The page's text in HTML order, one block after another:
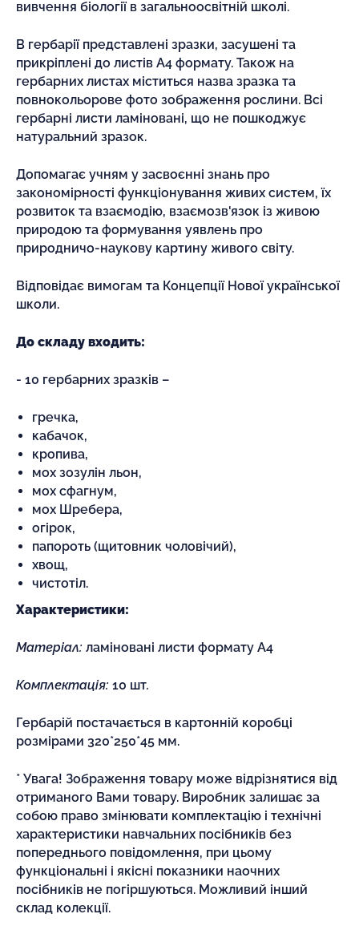
вивчення біології в загальноосвітній школі.
В гербарії представлені зразки, засушені та
прикріплені до листів А4 формату. Також на
гербарних листах міститься назва зразка та
повнокольорове фото зображення рослини. Всі
гербарні листи ламіновані, що не пошкоджує
натуральний зразок.
Допомагає учням у засвоєнні знань про
закономірності функціонування живих систем, їх
розвиток та взаємодію, взаємозв'язок із живою
природою та формування уявлень про
природничо-наукову картину живого світу.
Відповідає вимогам та Концепції Нової української
школи.
До складу входить:
- 10 гербарних зразків –
гречка,
кабачок,
кропива,
мох зозулін льон,
мох сфагнум,
мох Шребера,
огірок,
папороть (щитовник чоловічий),
хвощ,
чистотіл.
Характеристики:
Матеріал: ламіновані листи формату А4
Комплектація: 10 шт.
Гербарій постачається в картонній коробці
розмірами 320*250*45 мм.
* Увага! Зображення товару може відрізнятися від
отриманого Вами товару. Виробник залишає за
собою право змінювати комплектацію і технічні
характеристики навчальних посібників без
попереднього повідомлення, при цьому
функціональні і якісні показники наочних
посібників не погіршуються. Можливий інший
склад колекції.